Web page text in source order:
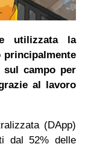
utilizzata la
sul campo per
al lavoro
(DApp)
dal 52% delle